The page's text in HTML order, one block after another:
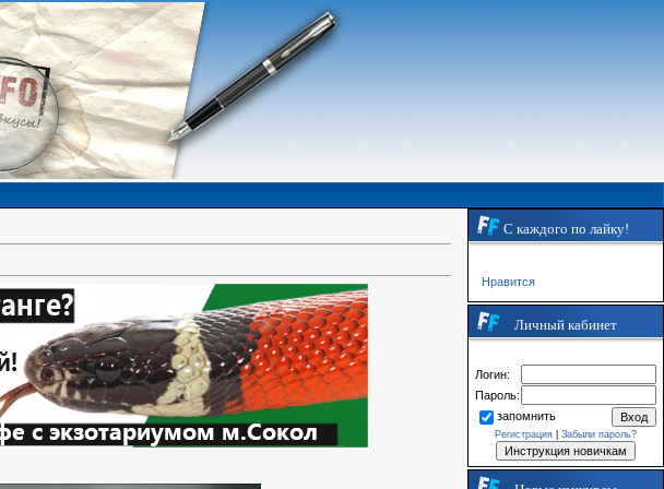
С каждого по лайку!
Нравится
Личный кабинет
Логин:
Пароль:
запомнить
Регистрация Забыли пароль?